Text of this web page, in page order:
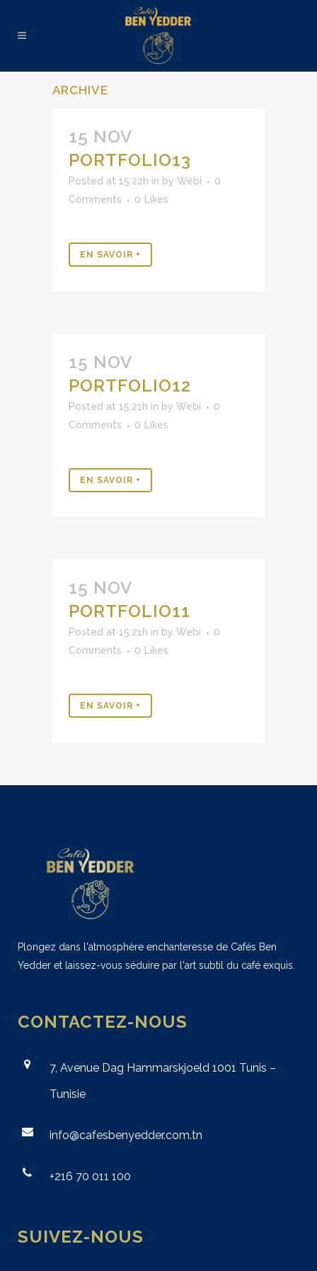
ARCHIVE
15 NOV
PORTFOLIO13
Posted at 15:22h in by Webi
0
Comments
0 Likes
EN SAVOIR +
15 NOV
PORTFOLIO12
Posted at 15:21h in by Webi
0
Comments
0 Likes
EN SAVOIR +
15 NOV
PORTFOLIO11
Posted at 15:21h in by Webi
0
Comments
0 Likes
EN SAVOIR +
Plongez dans l'atmosphère enchanteresse de Cafés Ben
Yedder et laissez-vous séduire par l'art subtil du café exquis.
CONTACTEZ-NOUS
7, Avenue Dag Hammarskjoeld 1001 Tunis –
Tunisie
info@cafesbenyedder.com.tn
+216 70 011 100
SUIVEZ-NOUS